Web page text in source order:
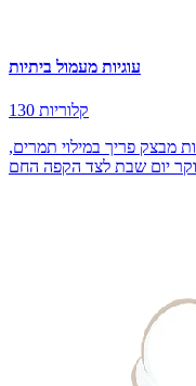
עוגיות מעמול ביתיות
130 קלוריות
מבצק פריך במילוי תמרים,
יום שבת לצד הקפה החם